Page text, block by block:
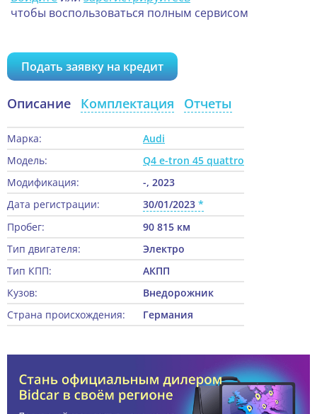
чтобы воспользоваться полным сервисом
Подать заявку на кредит
Описание Комплектация Отчеты
Марка:
Audi
Модель:
Q4 e-tron 45 quattro
Модификация:
-, 2023
Дата регистрации:
30/01/2023
Пробег:
90 815 км
Тип двигателя:
Электро
Тип КПП:
АКПП
Кузов:
Внедорожник
Страна происхождения:
Германия